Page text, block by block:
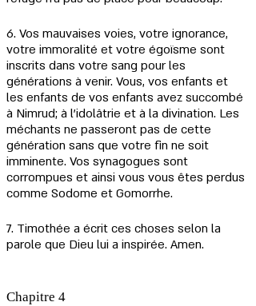
6. Vos mauvaises voies, votre ignorance,
votre immoralité et votre égoïsme sont
inscrits dans votre sang pour les
générations à venir. Vous, vos enfants et
les enfants de vos enfants avez succombé
à Nimrud; à l'idolâtrie et à la divination. Les
méchants ne passeront pas de cette
génération sans que votre fin ne soit
imminente. Vos synagogues sont
corrompues et ainsi vous vous êtes perdus
comme Sodome et Gomorrhe.
7. Timothée a écrit ces choses selon la
parole que Dieu lui a inspirée. Amen.
Chapitre 4